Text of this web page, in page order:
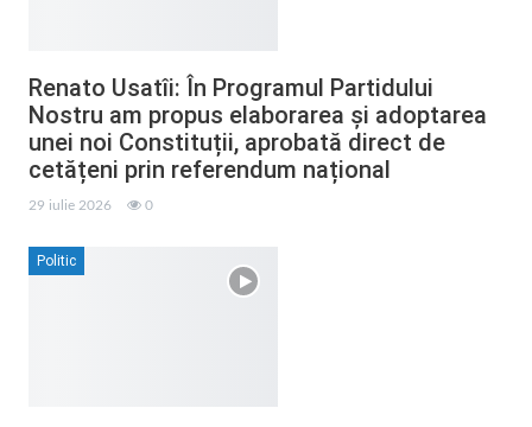
Renato Usatîi: În Programul Partidului
Nostru am propus elaborarea și adoptarea
unei noi Constituții, aprobată direct de
cetățeni prin referendum național
29 iulie 2026 0
Politic